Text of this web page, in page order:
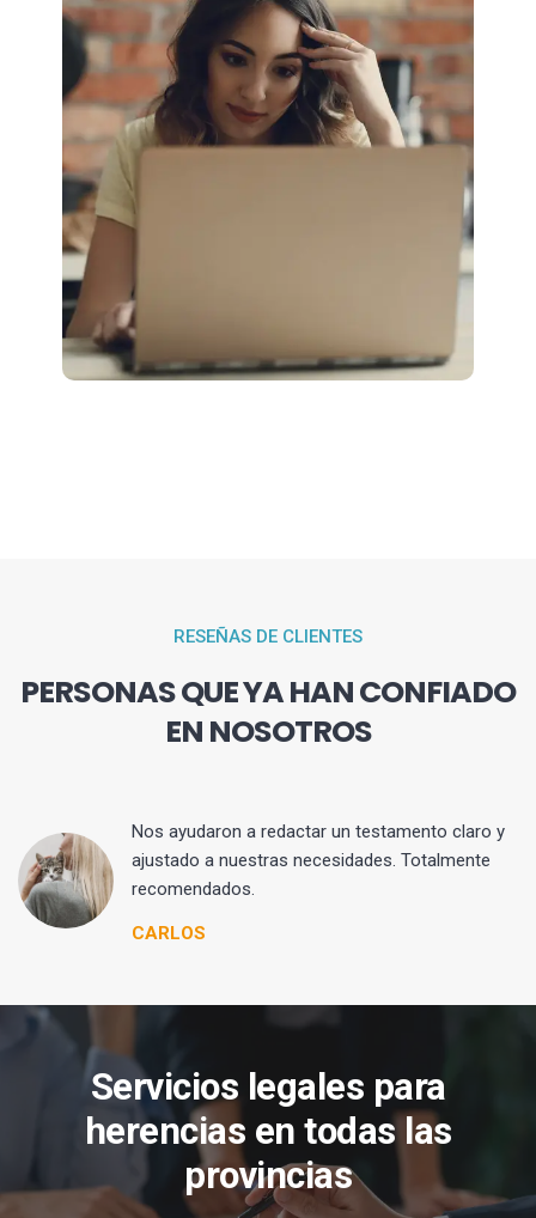
RESEÑAS DE CLIENTES
PERSONAS QUE YA HAN CONFIADO
EN NOSOTROS
Nos ayudaron a redactar un testamento claro y
ajustado a nuestras necesidades. Totalmente
recomendados.
CARLOS
Servicios legales para
herencias en todas las
provincias